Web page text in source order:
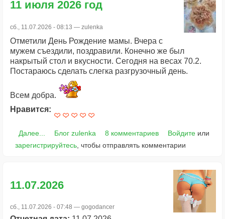
11 июля 2026 год
сб., 11.07.2026 - 08:13 — zulenka
Отметили День Рождение мамы. Вчера с
мужем съездили, поздравили. Конечно же был
накрытый стол и вкусности. Сегодня на весах 70.2.
Постараюсь сделать слегка разгрузочный день.
Всем добра.
Нравится:
Далее... Блог zulenka 8 комментариев Войдитеили
зарегистрируйтесь , чтобы отправлять комментарии
11.07.2026
сб., 11.07.2026 - 07:48 — gogodancer